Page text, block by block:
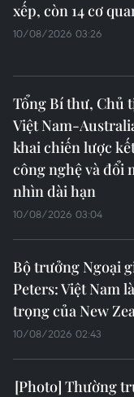
xếp, còn 14 cơ
10/08/2026 03:26
Tổng Bí thư, Chủ
Việt Nam-
khai chiến lược
công nghệ và đổi
nhìn dài hạn
10/08/2026 03:04
Bộ trưởng Ngoại
Peters: Việt Nam
trọng của New
10/08/2026 02:43
Thường